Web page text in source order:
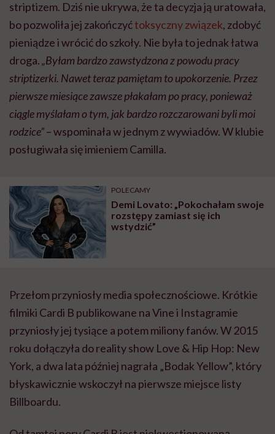
striptizem. Dziś nie ukrywa, że ta decyzja ją uratowała,
bo pozwoliła jej zakończyćtoksyczny związek, zdobyć
pieniądze i wrócić do szkoły. Nie była to jednak łatwa
droga.„Byłam bardzo zawstydzona z powodu pracy
striptizerki. Nawet teraz pamiętam to upokorzenie. Przez
pierwsze miesiące zawsze płakałam po pracy, ponieważ
ciągle myślałam o tym, jak bardzo rozczarowani byli moi
rodzice”– wspominała w jednym z wywiadów. W klubie
posługiwała się imieniem Camilla.
POLECAMY
Demi Lovato: „Pokochałam swoje
rozstępy zamiast się ich
wstydzić”
Przełom przyniosły media społecznościowe. Krótkie
filmiki Cardi B publikowane na Vine i Instagramie
przyniosły jej tysiące a potem miliony fanów. W 2015
roku dołączyła do reality show Love & Hip Hop: New
York, a dwa lata później nagrała „Bodak Yellow”, który
błyskawicznie wskoczył na pierwsze miejsce listy
Billboardu.